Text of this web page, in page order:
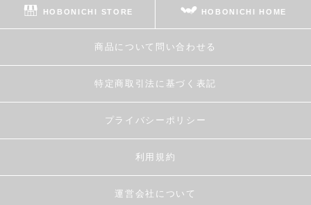
HOBONICHI STORE HOBONICHI HOME
商品について問い合わせる
特定商取引法に基づく表記
プライバシーポリシー
利用規約
運営会社について